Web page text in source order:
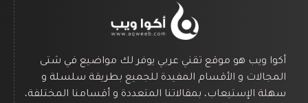
أكوا ويب هو موقع تقني عربي يوفر لك مواضيع في شتى
المجالات و الأقسام المفيدة للجميع بطريقة سلسلة و
سهلة الإستيعاب، بمقالاتنا المتعددة و أقسامنا المختلفة،